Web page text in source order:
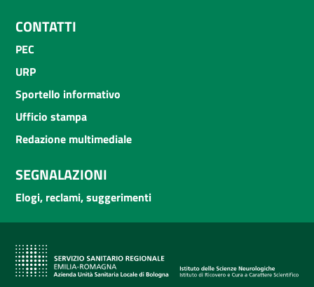
CONTATTI
PEC
URP
Sportello informativo
Ufficio stampa
Redazione multimediale
SEGNALAZIONI
Elogi, reclami, suggerimenti